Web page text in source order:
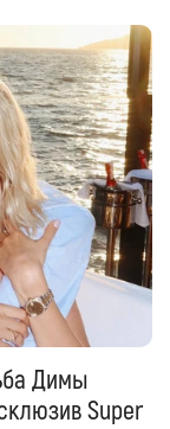
Димы
Super